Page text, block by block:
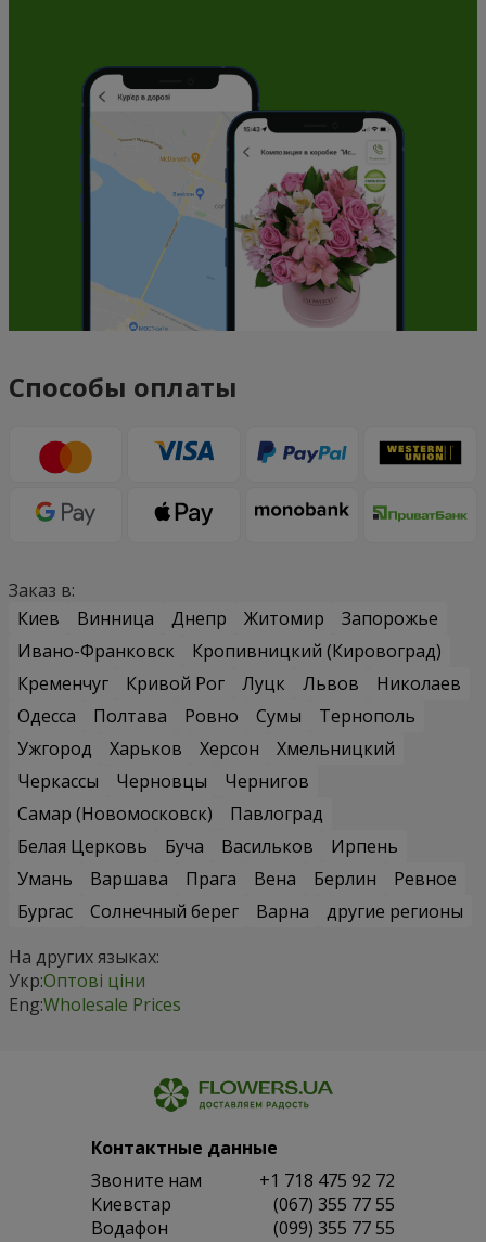
Способы оплаты
Заказ в:
Киев
Винница Днепр Житомир
Запорожье
Ивано-Франковск
Кропивницкий (Кировоград)
Кременчуг
Кривой Рог Луцк Львов
Николаев
Одесса
Полтава Ровно Сумы
Тернополь
Ужгород
Харьков Херсон
Хмельницкий
Черкассы
Черновцы
Чернигов
Самар (Новомосковск)
Павлоград
Белая Церковь
Буча Васильков
Ирпень
Умань
Варшава Прага Вена Берлин
Ревное
Бургас
Солнечный берег Варна
другие регионы
На других языках:
Укр:Оптові ціни
Eng:Wholesale Prices
Контактные данные
Звоните нам
+1 718 475 92 72
Киевстар
(067) 355 77 55
Водафон
(099) 355 77 55